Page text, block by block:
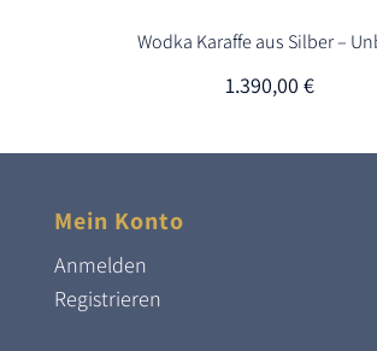
Wodka Karaffe aus Silber –
1.390,00€
Mein Konto
Anmelden
Registrieren